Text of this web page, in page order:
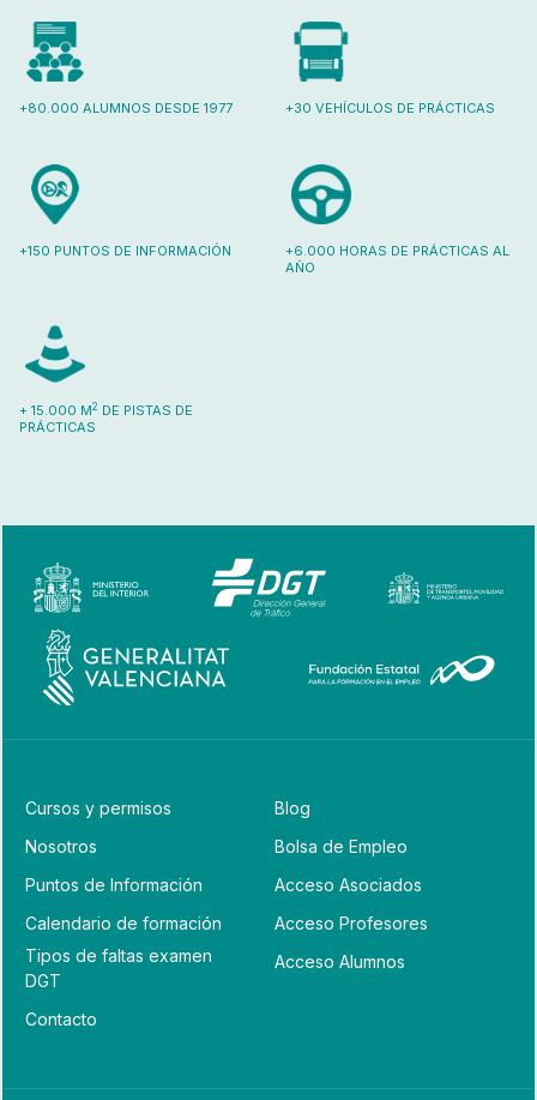
+80.000 ALUMNOS DESDE 1977 +30 VEHÍCULOS DE PRÁCTICAS
+150 PUNTOS DE INFORMACIÓN
+6.000 HORAS DE PRÁCTICAS AL
AÑO
+ 15.000 M2 DE PISTAS DE
PRÁCTICAS
Cursos y permisos
Nosotros
Puntos de Información
Calendario de formación
Tipos de faltas examen
DGT
Contacto
Blog
Bolsa de Empleo
Acceso Asociados
Acceso Profesores
Acceso Alumnos